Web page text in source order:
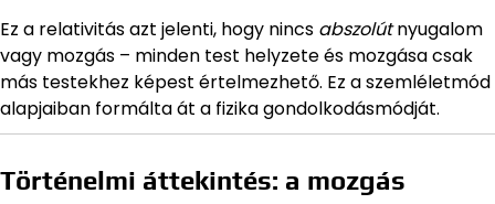
Ez a relativitás azt jelenti, hogy nincs abszolútnyugalom
vagy mozgás – minden test helyzete és mozgása csak
más testekhez képest értelmezhető. Ez a szemléletmód
alapjaiban formálta át a fizika gondolkodásmódját.
Történelmi áttekintés: a mozgás